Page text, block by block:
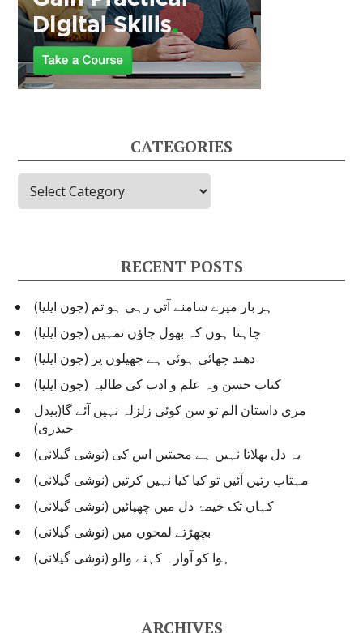
CATEGORIES
Categories
RECENT POSTS
ہر بار میرے سامنے آتی رہی ہو تم (جون ایلیا)
چاہتا ہوں کہ بھول جاؤں تمہیں (جون ایلیا)
دھند چھائی ہوئی ہے جھیلوں پر (جون ایلیا)
کتاب حسن وہ علم و ادب کی طالبہ (جون ایلیا)
مری داستان الم تو سن کوئی زلزلہ نہیں آئے گا(بیدل
حیدری)
یہ دل بھلاتا نہیں ہے محبتیں اس کی (نوشی گیلانی)
مہتاب رتیں آئیں تو کیا کیا نہیں کرتیں (نوشی گیلانی)
کہاں تک خیمۂ دل میں چھپائیں (نوشی گیلانی)
بچھڑتے لمحوں میں (نوشی گیلانی)
ہوا کو آوارہ کہنے والو (نوشی گیلانی)
ARCHIVES